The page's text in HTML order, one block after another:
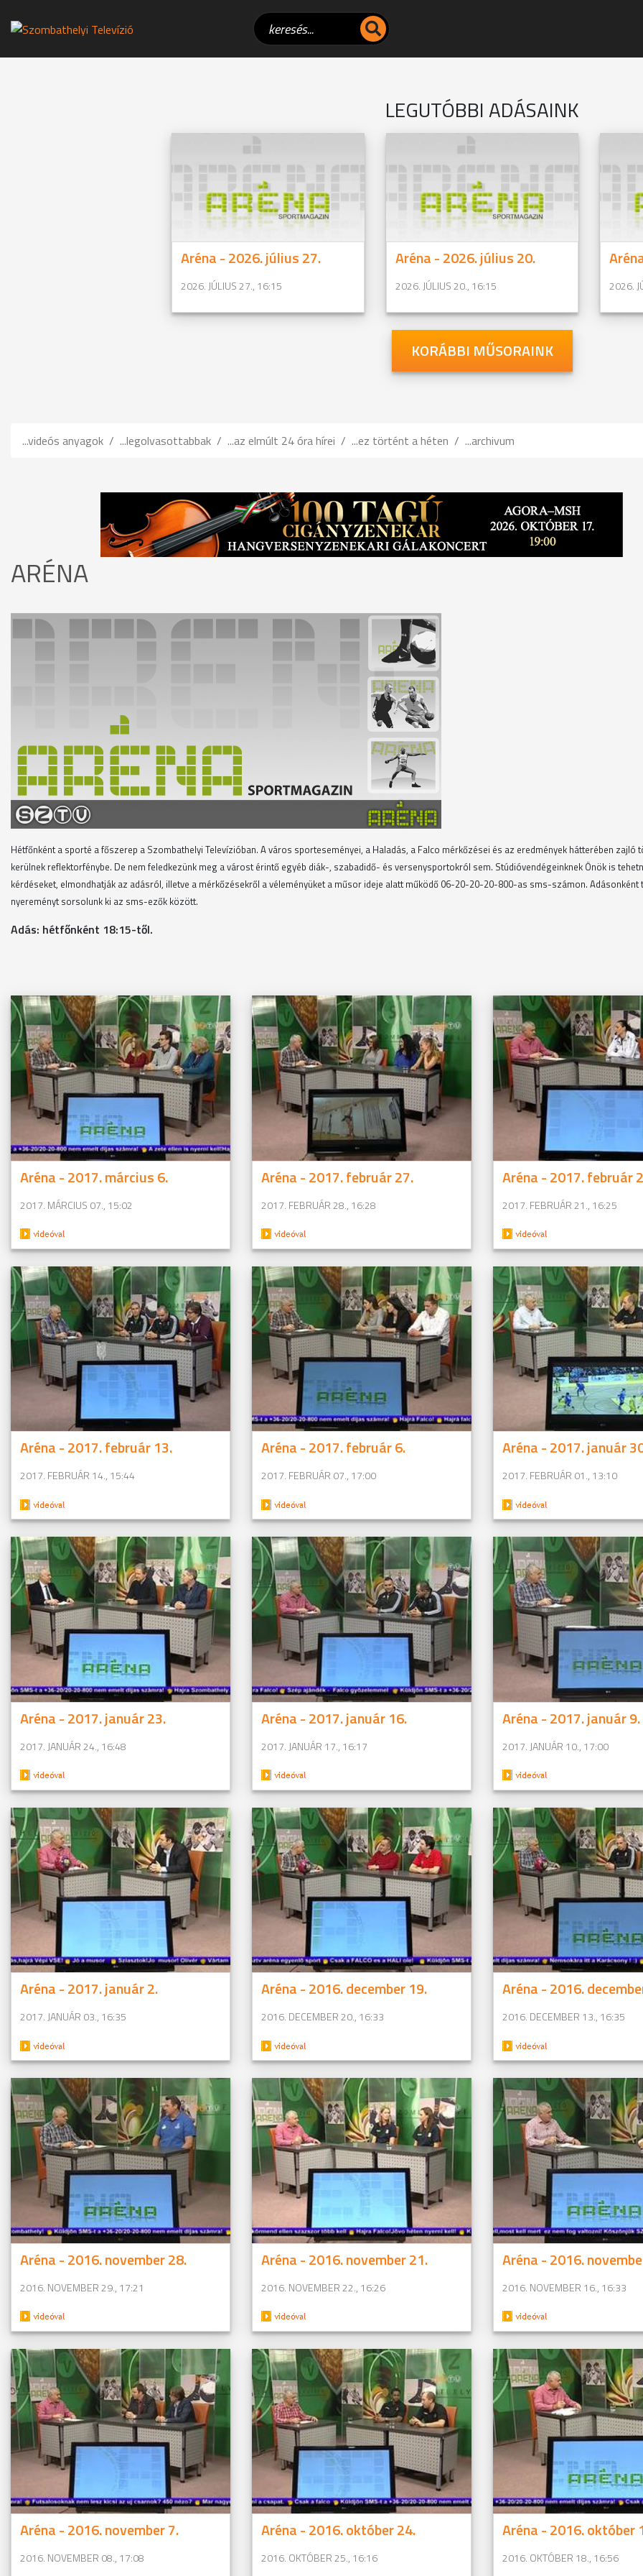
LEGUTÓBBI ADÁSAINK
Aréna - 2026. július 27.
2026. JÚLIUS 27., 16:15
Aréna - 2026. július 20.
2026. JÚLIUS 20., 16:15 2026.
KORÁBBI MŰSORAINK
...videós anyagok ...legolvasottabbak ...az elmúlt 24 óra hírei ...ez történt a héten ...archivum
ARÉNA
Hétfőnként a sporté a főszerep a Szombathelyi Televízióban. A város sporteseményei, a Haladás, a Falco mérkőzései és az eredmények hátterében zajló
kerülnek reflektorfénybe. De nem feledkezünk meg a várost érintő egyéb diák-, szabadidő- és versenysportokról sem. Stúdióvendégeinknek Önök is
kérdéseket, elmondhatják az adásról, illetve a mérkőzésekről a véleményüket a műsor ideje alatt működő 06-20-20-20-800-as sms-számon. Adásonként
nyereményt sorsolunk ki az sms-ezők között.
Adás: hétfőnként 18:15-től.
Aréna - 2017. március 6.
2017. MÁRCIUS 07., 15:02
Aréna - 2017. február 27.
2017. FEBRUÁR 28., 16:28
Aréna - 2017. február
2017. FEBRUÁR 21., 16:25
Aréna - 2017. február 13.
2017. FEBRUÁR 14., 15:44
Aréna - 2017. február 6.
2017. FEBRUÁR 07., 17:00
Aréna - 2017. január
2017. FEBRUÁR 01., 13:10
Aréna - 2017. január 23.
2017. JANUÁR 24., 16:48
Aréna - 2017. január 16.
2017. JANUÁR 17., 16:17
Aréna - 2017. január 9.
2017. JANUÁR 10., 17:00
Aréna - 2017. január 2.
2017. JANUÁR 03., 16:35
Aréna - 2016. december 19.
2016. DECEMBER 20., 16:33
Aréna - 2016.
2016. DECEMBER 13., 16:35
Aréna - 2016. november 28.
2016. NOVEMBER 29., 17:21
Aréna - 2016. november 21.
2016. NOVEMBER 22., 16:26
Aréna - 2016.
2016. NOVEMBER 16., 16:33
Aréna - 2016. november 7.
2016. NOVEMBER 08., 17:08
Aréna - 2016. október 24.
2016. OKTÓBER 25., 16:16
Aréna - 2016. október
2016. OKTÓBER 18., 16:56